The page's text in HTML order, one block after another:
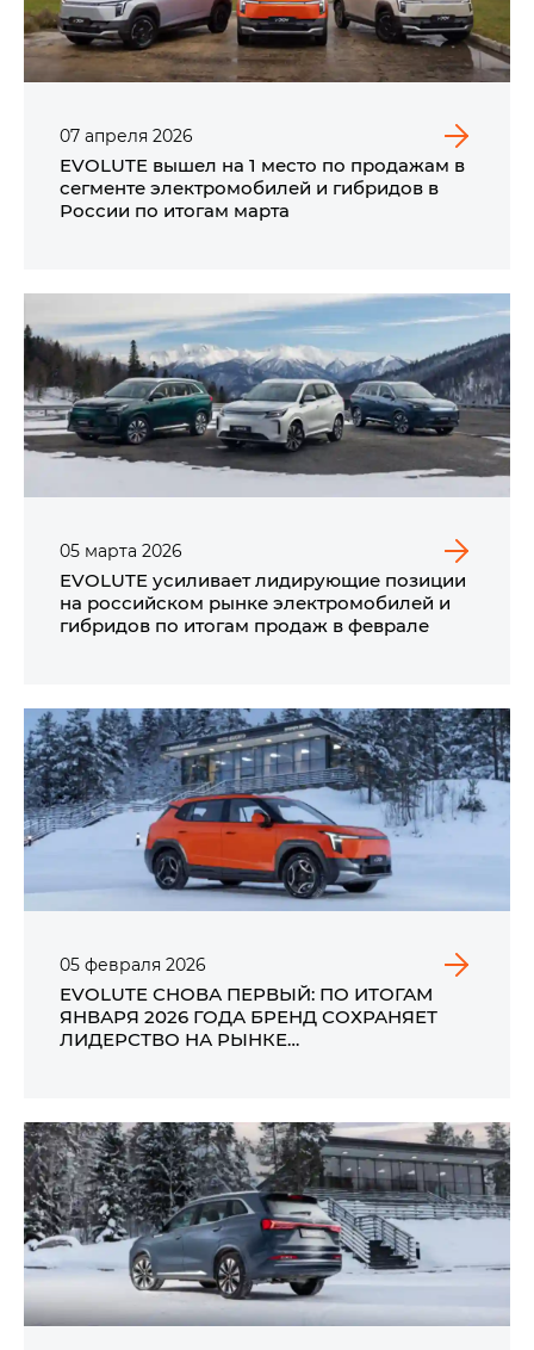
07 апреля 2026
EVOLUTE вышел на 1 место по продажам в
сегменте электромобилей и гибридов в
России по итогам марта
05 марта 2026
EVOLUTE усиливает лидирующие позиции
на российском рынке электромобилей и
гибридов по итогам продаж в феврале
05 февраля 2026
EVOLUTE СНОВА ПЕРВЫЙ: ПО ИТОГАМ
ЯНВАРЯ 2026 ГОДА БРЕНД СОХРАНЯЕТ
ЛИДЕРСТВО НА РЫНКЕ